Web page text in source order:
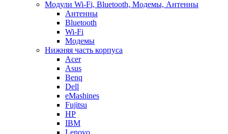
Модули Wi-Fi, Bluetooth, Модемы, Антенны
Aнтенны
Bluetooth
Wi-Fi
Модемы
Нижняя часть корпуса
Acer
Asus
Benq
Dell
eMashines
Fujitsu
HP
IBM
Lenovo